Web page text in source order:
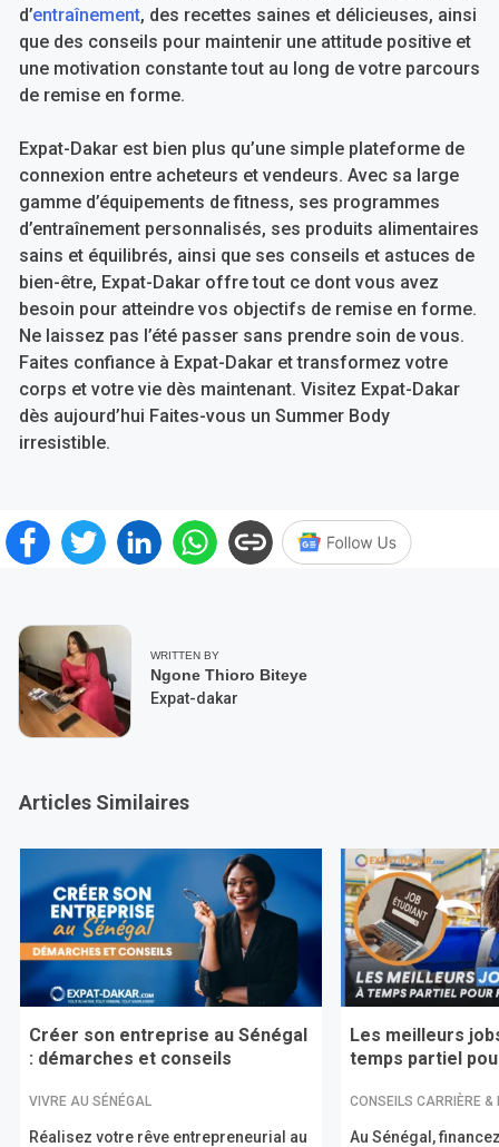
d’entraînement, des recettes saines et délicieuses, ainsi
que des conseils pour maintenir une attitude positive et
une motivation constante tout au long de votre parcours
de remise en forme.
Expat-Dakar est bien plus qu’une simple plateforme de
connexion entre acheteurs et vendeurs. Avec sa large
gamme d’équipements de fitness, ses programmes
d’entraînement personnalisés, ses produits alimentaires
sains et équilibrés, ainsi que ses conseils et astuces de
bien-être, Expat-Dakar offre tout ce dont vous avez
besoin pour atteindre vos objectifs de remise en forme.
Ne laissez pas l’été passer sans prendre soin de vous.
Faites confiance à Expat-Dakar et transformez votre
corps et votre vie dès maintenant. Visitez Expat-Dakar
dès aujourd’hui Faites-vous un Summer Body
irresistible.
WRITTEN BY
Ngone Thioro Biteye
Expat-dakar
Articles Similaires
Créer son entreprise au Sénégal
: démarches et conseils
VIVRE AU SÉNÉGAL
Réalisez votre rêve entrepreneurial au
Les meilleurs
temps partiel
CONSEILS CARRIÈRE &
Au Sénégal,